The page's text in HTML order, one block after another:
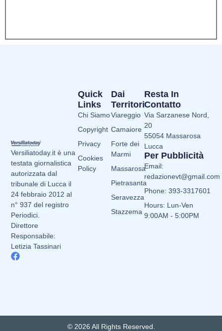
Versiliatoday.it è una
testata giornalistica
autorizzata dal
tribunale di Lucca il
24 febbraio 2012 al
n° 937 del registro
Periodici.
Direttore
Responsabile:
Letizia Tassinari
Dai
Territori
Viareggio
Camaiore
Forte dei
Marmi
Massarosa
Pietrasanta
Seravezza
Stazzema
Quick
Links
Chi Siamo
Copyright
Privacy
Cookies
Policy
Resta In
Contatto
Via Sarzanese Nord,
20
55054 Massarosa
Lucca
Per Pubblicità
Email:
redazionevt@gmail.com
Phone: 393-3317601
Hours: Lun-Ven
9:00AM - 5:00PM
© 2026 All Rights Reserved.